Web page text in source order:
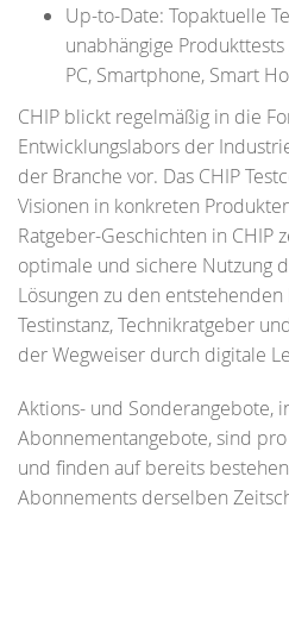
Up-to-Date: Topaktuelle
unabhängige
PC, Smartphone, Smart
CHIP blickt regelmäßig in die
Entwicklungslabors der
der Branche vor. Das CHIP
Visionen in konkreten
Ratgeber-Geschichten in CHIP
optimale und sichere Nutzung
Lösungen zu den entstehenden
Testinstanz, Technikratgeber
der Wegweiser durch digitale
Aktions- und Sonderangebote,
Abonnementangebote, sind
und finden auf bereits
Abonnements derselben